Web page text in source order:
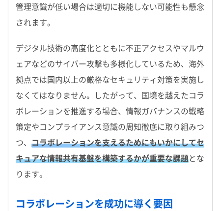
管理意識が低い場合は適切に機能しない可能性も懸念
されます。
デジタル技術の高度化とともに不正アクセスやマルウ
ェアなどのサイバー攻撃も多様化しているため、海外
拠点では国内以上の厳格なセキュリティ対策を実施し
なくてはなりません。したがって、国境を越えたコラ
ボレーションを推進する場合、情報ガバナンスの戦略
策定やコンプライアンス意識の周知徹底に取り組みつ
つ、 コラボレーションを支えるためにもいかにしてセ
キュアな情報共有基盤を構築するかが重要な課題とな
ります。
コラボレーションを成功に導く要因